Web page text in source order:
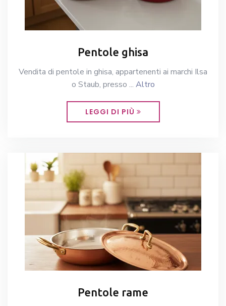
Pentole ghisa
Vendita di pentole in ghisa, appartenenti ai marchi Ilsa
o Staub, presso ... Altro
LEGGI DI PIÙ
Pentole rame